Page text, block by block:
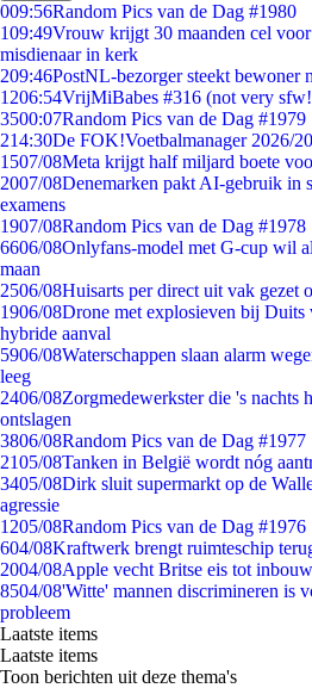
009:56Random Pics van de Dag #1980
109:49Vrouw krijgt 30 maanden cel
misdienaar in kerk
209:46PostNL-bezorger steekt bewoner
1206:54VrijMiBabes #316 (not very
3500:07Random Pics van de Dag #1979
214:30De FOK!Voetbalmanager 2026/
1507/08Meta krijgt half miljard boete
2007/08Denemarken pakt AI-gebruik in
examens
1907/08Random Pics van de Dag #1978
6606/08Onlyfans-model met G-cup wil
maan
2506/08Huisarts per direct uit vak gezet
1906/08Drone met explosieven bij
hybride aanval
5906/08Waterschappen slaan alarm
leeg
2406/08Zorgmedewerkster die 's nachts
ontslagen
3806/08Random Pics van de Dag #1977
2105/08Tanken in België wordt nóg
3405/08Dirk sluit supermarkt op de
agressie
1205/08Random Pics van de Dag #1976
604/08Kraftwerk brengt ruimteschip
2004/08Apple vecht Britse eis tot
8504/08'Witte' mannen discrimineren is
probleem
Laatste items
Laatste items
Toon berichten uit deze thema's